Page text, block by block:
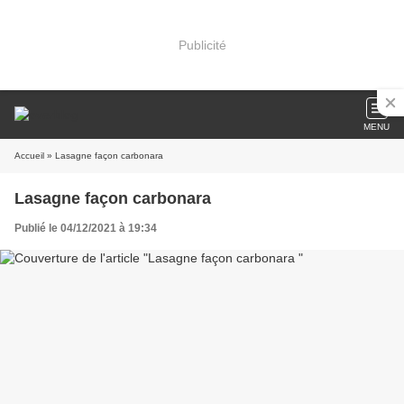
Publicité
MENU
Accueil » Lasagne façon carbonara
Lasagne façon carbonara
Publié le 04/12/2021 à 19:34